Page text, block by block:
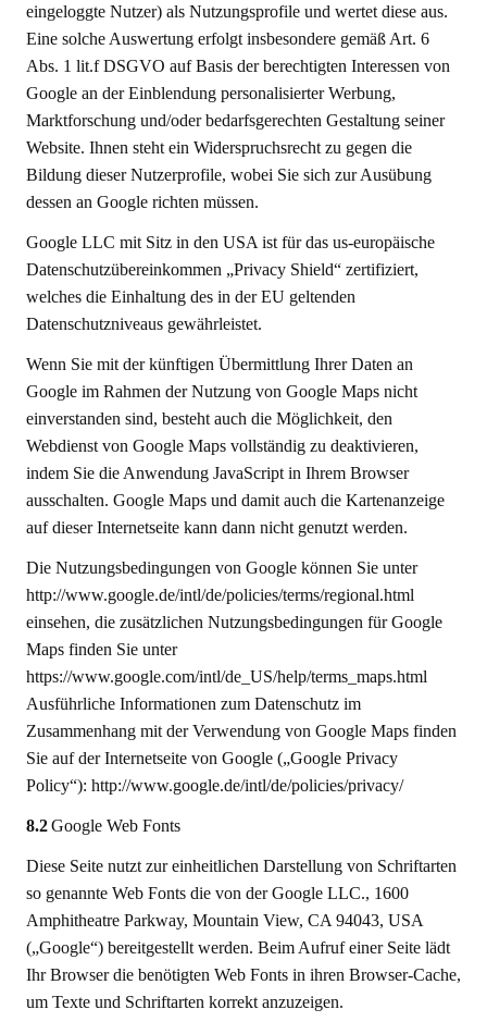
eingeloggte Nutzer) als Nutzungsprofile und wertet diese aus.
Eine solche Auswertung erfolgt insbesondere gemäß Art. 6
Abs. 1 lit.f DSGVO auf Basis der berechtigten Interessen von
Google an der Einblendung personalisierter Werbung,
Marktforschung und/oder bedarfsgerechten Gestaltung seiner
Website. Ihnen steht ein Widerspruchsrecht zu gegen die
Bildung dieser Nutzerprofile, wobei Sie sich zur Ausübung
dessen an Google richten müssen.
Google LLC mit Sitz in den USA ist für das us-europäische
Datenschutzübereinkommen „Privacy Shield“ zertifiziert,
welches die Einhaltung des in der EU geltenden
Datenschutzniveaus gewährleistet.
Wenn Sie mit der künftigen Übermittlung Ihrer Daten an
Google im Rahmen der Nutzung von Google Maps nicht
einverstanden sind, besteht auch die Möglichkeit, den
Webdienst von Google Maps vollständig zu deaktivieren,
indem Sie die Anwendung JavaScript in Ihrem Browser
ausschalten. Google Maps und damit auch die Kartenanzeige
auf dieser Internetseite kann dann nicht genutzt werden.
Die Nutzungsbedingungen von Google können Sie unter
http://www.google.de/intl/de/policies/terms/regional.html
einsehen, die zusätzlichen Nutzungsbedingungen für Google
Maps finden Sie unter
https://www.google.com/intl/de_US/help/terms_maps.html
Ausführliche Informationen zum Datenschutz im
Zusammenhang mit der Verwendung von Google Maps finden
Sie auf der Internetseite von Google („Google Privacy
Policy“): http://www.google.de/intl/de/policies/privacy/
8.2Google Web Fonts
Diese Seite nutzt zur einheitlichen Darstellung von Schriftarten
so genannte Web Fonts die von der Google LLC., 1600
Amphitheatre Parkway, Mountain View, CA 94043, USA
(„Google“) bereitgestellt werden. Beim Aufruf einer Seite lädt
Ihr Browser die benötigten Web Fonts in ihren Browser-Cache,
um Texte und Schriftarten korrekt anzuzeigen.